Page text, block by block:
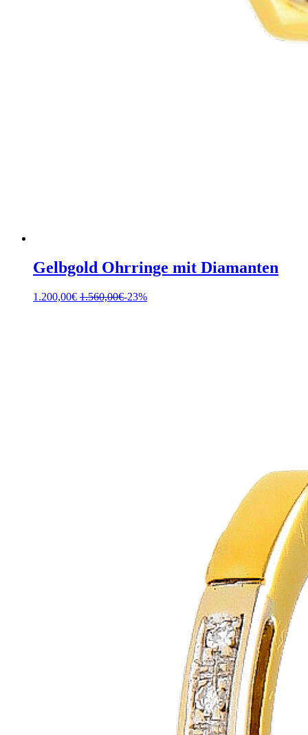
Gelbgold Ohrringe mit Diamanten
1.200,00€ 1.560,00€-23%